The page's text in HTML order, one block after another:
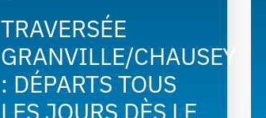
TRAVERSÉE
GRANVILLE/CHAUSEY
: DÉPARTS TOUS
LES JOURS DÈS LE